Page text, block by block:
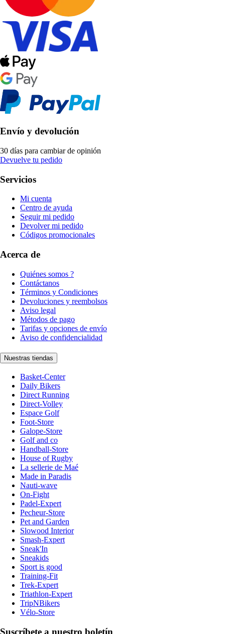
Envío y devolución
30 días para cambiar de opinión
Devuelve tu pedido
Servicios
Mi cuenta
Centro de ayuda
Seguir mi pedido
Devolver mi pedido
Códigos promocionales
Acerca de
Quiénes somos ?
Contáctanos
Términos y Condiciones
Devoluciones y reembolsos
Aviso legal
Métodos de pago
Tarifas y opciones de envío
Aviso de confidencialidad
Nuestras tiendas
Basket-Center
Daily Bikers
Direct Running
Direct-Volley
Espace Golf
Foot-Store
Galope-Store
Golf and co
Handball-Store
House of Rugby
La sellerie de Maé
Made in Paradis
Nauti-wave
On-Fight
Padel-Expert
Pecheur-Store
Pet and Garden
Slowood Interior
Smash-Expert
Sneak'In
Sneakids
Sport is good
Training-Fit
Trek-Expert
Triathlon-Expert
TripNBikers
Vélo-Store
Suscríbete a nuestro boletín